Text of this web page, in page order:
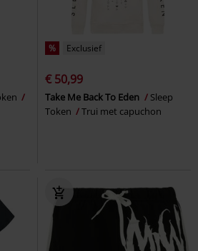
% Exclusief
€ 50,99
Take Me Back To Eden
Sleep
Token
Trui met capuchon